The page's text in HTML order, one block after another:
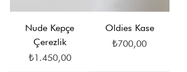
Nude Kepçe
Çerezlik
Fiyat
₺1.450,00
Oldies Kase
Fiyat
₺700,00